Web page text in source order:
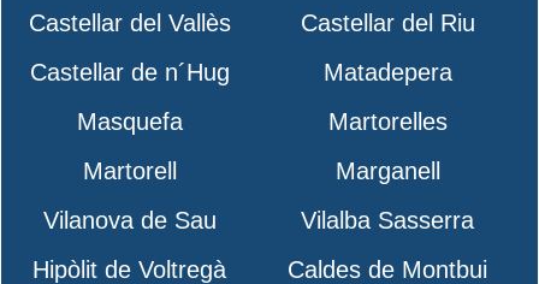
Castellar del Vallès
Castellar del Riu
Castellar de n´Hug
Matadepera
Masquefa
Martorelles
Martorell
Marganell
Vilanova de Sau
Vilalba Sasserra
Hipòlit de Voltregà
Caldes de Montbui